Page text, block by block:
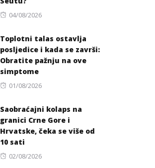
Posted
04/08/2026
Toplotni talas ostavlja
posljedice i kada se završi:
Obratite pažnju na ove
simptome
Posted
01/08/2026
Saobraćajni kolaps na
granici Crne Gore i
Hrvatske, čeka se više od
10 sati
Posted
02/08/2026